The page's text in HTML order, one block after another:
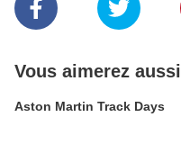
Vous aimerez aussi
Aston Martin Track Days